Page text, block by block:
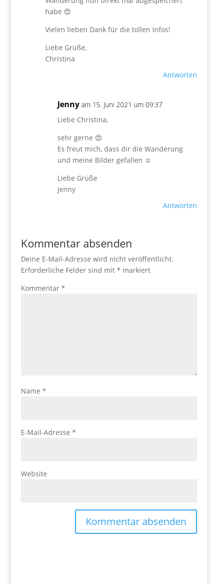
habe 😍
Vielen lieben Dank für die tollen Infos!
Liebe Grüße,
Christina
Antworten
Jenny am 15. Juni 2021 um 09:37
Liebe Christina,
sehr gerne 😍
Es freut mich, dass dir die Wanderung
und meine Bilder gefallen ☺️
Liebe Grüße
Jenny
Antworten
Kommentar absenden
Deine E-Mail-Adresse wird nicht veröffentlicht.
Erforderliche Felder sind mit * markiert
Kommentar *
Name *
E-Mail-Adresse *
Website